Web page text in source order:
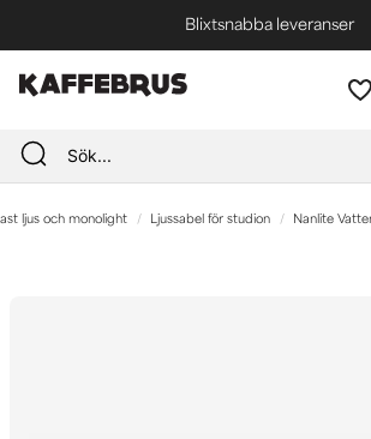
Blixtsnabba leveranser
Fri frakt vid köp över 1000 kr
ljus och monolight Ljussabel för studion Nanlite